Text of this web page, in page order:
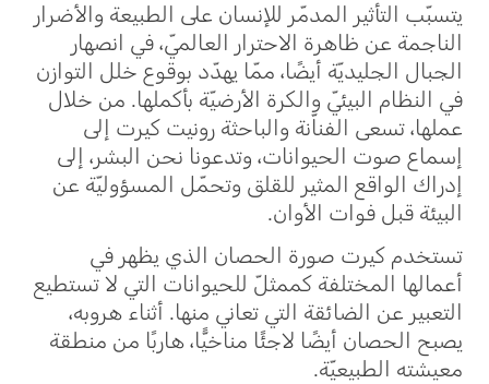
يتسبّب التأثير المدمّر للإنسان على الطبيعة والأضرار
الناجمة عن ظاهرة الاحترار العالميّ، في انصهار
الجبال الجليديّة أيضًا، ممّا يهدّد بوقوع خلل التوازن
في النظام البيئيّ والكرة الأرضيّة بأكملها. من خلال
عملها، تسعى الفناّنة والباحثة رونيت كيرت إلى
إسماع صوت الحيوانات، وتدعونا نحن البشر، إلى
إدراك الواقع المثير للقلق وتحمّل المسؤوليّة عن
البيئة قبل فوات الأوان.
تستخدم كيرت صورة الحصان الذي يظهر في
أعمالها المختلفة كممثلّ للحيوانات التي لا تستطيع
التعبير عن الضائقة التي تعاني منها. أثناء هروبه،
يصبح الحصان أيضًا لاجئًا مناخيًّا، هاربًا من منطقة
معيشته الطبيعيّة.